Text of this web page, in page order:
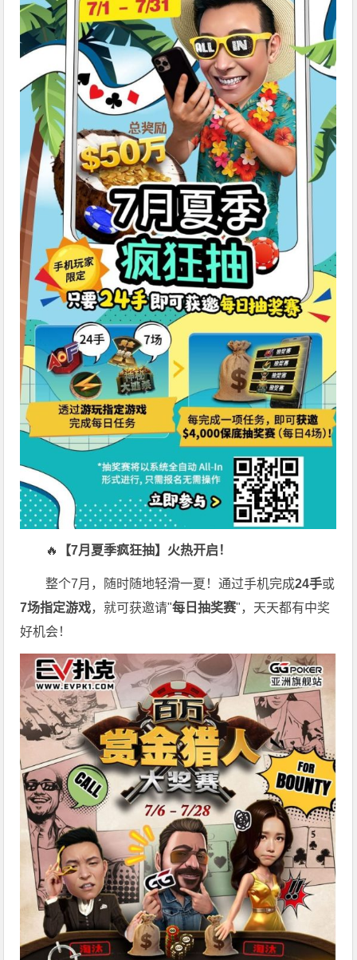
🔥 【7月夏季疯狂抽】火热开启！
整个7月，随时随地轻滑一夏！通过手机完成24手或
7场指定游戏，就可获邀请"每日抽奖赛"，天天都有中奖
好机会！